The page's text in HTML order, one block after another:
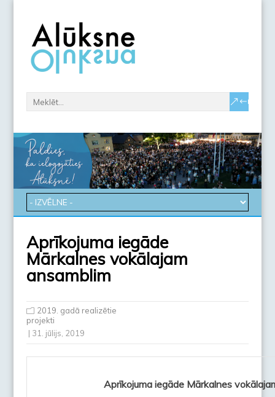
Aprīkojuma iegāde
Mārkalnes vokālajam
ansamblim
2019. gadā realizētie
projekti
| 31. jūlijs, 2019
Aprīkojuma iegāde Mārkalnes